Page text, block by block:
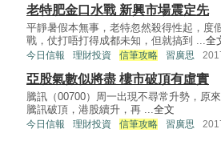
老特肥金口水戰 新興市場震定先
平靜暑假本無事，老特忽然殺得性起，度
戰，仗打唔打得成都未知，但就搞到 ...全
今日信報 理財投資 信筆攻略 習廣思
亞股氣數似將盡 樓市破頂有虛實
騰訊（00700）周一出現不尋常升勢，原
騰訊破頂，港股續升，再 ...全文
今日信報 理財投資 信筆攻略 習廣思